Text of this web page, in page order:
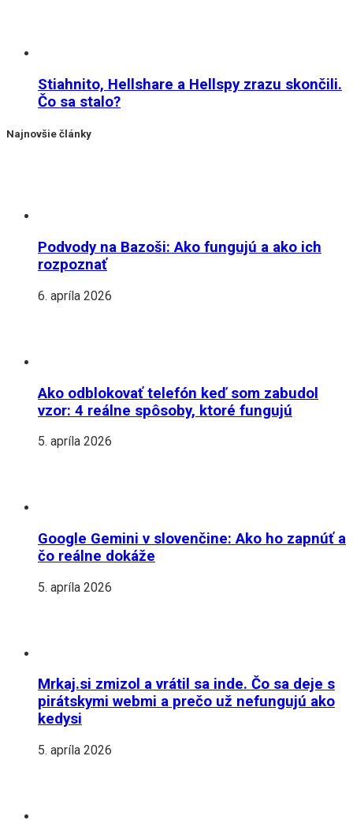
Stiahnito, Hellshare a Hellspy zrazu skončili.
Čo sa stalo?
Najnovšie články
Podvody na Bazoši: Ako fungujú a ako ich
rozpoznať
6. apríla 2026
Ako odblokovať telefón keď som zabudol
vzor: 4 reálne spôsoby, ktoré fungujú
5. apríla 2026
Google Gemini v slovenčine: Ako ho zapnúť a
čo reálne dokáže
5. apríla 2026
Mrkaj.si zmizol a vrátil sa inde. Čo sa deje s
pirátskymi webmi a prečo už nefungujú ako
kedysi
5. apríla 2026